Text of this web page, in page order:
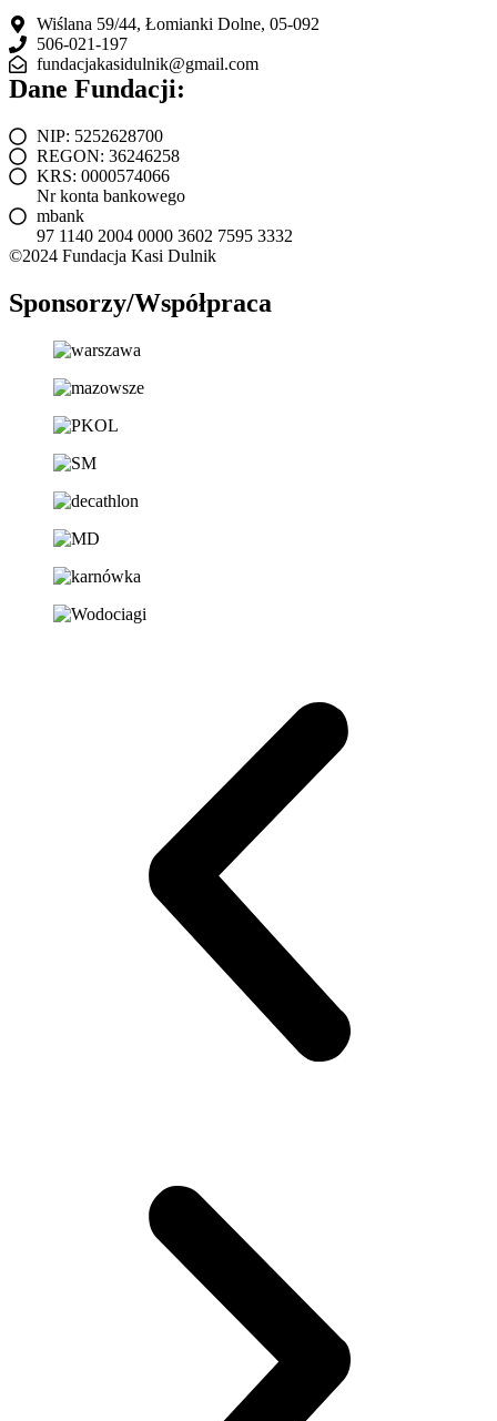
Wiślana 59/44, Łomianki Dolne, 05-092
506-021-197
fundacjakasidulnik@gmail.com
Dane Fundacji:
NIP: 5252628700
REGON: 36246258
KRS: 0000574066
Nr konta bankowego
mbank
97 1140 2004 0000 3602 7595 3332
©2024 Fundacja Kasi Dulnik
Sponsorzy/Współpraca